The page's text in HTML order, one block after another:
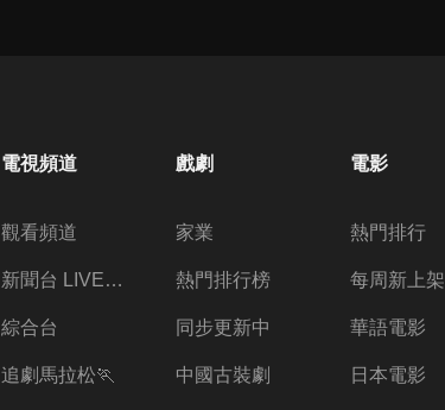
電視頻道
觀看頻道
新聞台 LIVE 直播
綜合台
追劇馬拉松🏃
戲劇
家業
熱門排行榜
同步更新中
中國古裝劇
電影
熱門排行
每周新上架
華語電影
日本電影